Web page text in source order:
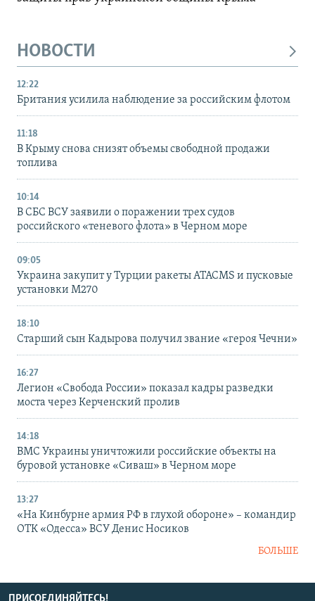
НОВОСТИ
12:22
Британия усилила наблюдение за российским флотом
11:18
В Крыму снова снизят объемы свободной продажи
топлива
10:14
В СБС ВСУ заявили о поражении трех судов
российского «теневого флота» в Черном море
09:05
Украина закупит у Турции ракеты ATACMS и пусковые
установки M270
18:10
Старший сын Кадырова получил звание «героя Чечни»
16:27
Легион «Свобода России» показал кадры разведки
моста через Керченский пролив
14:18
ВМС Украины уничтожили российские объекты на
буровой установке «Сиваш» в Черном море
13:27
«На Кинбурне армия РФ в глухой обороне» – командир
ОТК «Одесса» ВСУ Денис Носиков
БОЛЬШЕ